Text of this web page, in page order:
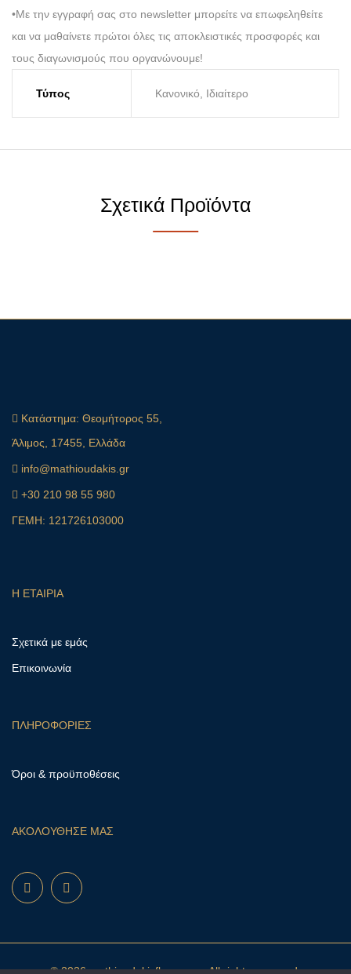
•Με την εγγραφή σας στο newsletter μπορείτε να επωφεληθείτε
και να μαθαίνετε πρώτοι όλες τις αποκλειστικές προσφορές και
τους διαγωνισμούς που οργανώνουμε!
Τύπος Κανονικό, Ιδιαίτερο
Σχετικά Προϊόντα
Κατάστημα: Θεομήτορος 55,
Άλιμος, 17455, Ελλάδα
info@mathioudakis.gr
+30 210 98 55 980
ΓΕΜΗ: 121726103000
Η ΕΤΑΙΡΙΑ
Σχετικά με εμάς
Επικοινωνία
ΠΛΗΡΟΦΟΡΙΕΣ
Όροι & προϋποθέσεις
ΑΚΟΛΟΥΘΗΣΕ ΜΑΣ
© 2026 mathioudakisflowers.gr. All rights reserved.